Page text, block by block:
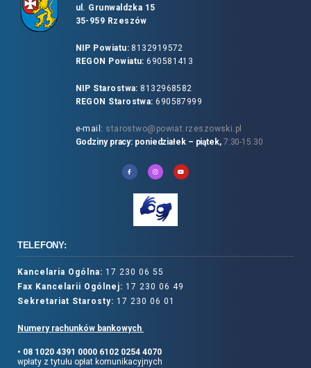
ul. Grunwaldzka 15
35-959 Rzeszów
NIP Powiatu:8132919572
REGON Powiatu: 690581413
NIP Starostwa: 8132968582
REGON Starostwa: 690587999
e-mail: starostwo@powiat.rzeszowski.pl
Godziny pracy: poniedziałek – piątek, 7:30-15:30
TELEFONY:
Kancelaria Ogólna: 17 230 06 55
Fax Kancelarii Ogólnej: 17 230 06 49
Sekretariat Starosty: 17 230 06 01
Numery rachunków bankowych
• 08 1020 4391 0000 6102 0254 4070
wpłaty z tytułu opłat komunikacyjnych